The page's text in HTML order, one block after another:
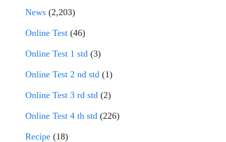
News (2,203)
Online Test (46)
Online Test 1 std (3)
Online Test 2 nd std (1)
Online Test 3 rd std (2)
Online Test 4 th std (226)
Recipe (18)